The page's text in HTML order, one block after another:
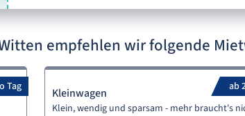
empfehlen wir folgende
Tag ab
Kleinwagen
Klein, wendig und sparsam - mehr braucht's